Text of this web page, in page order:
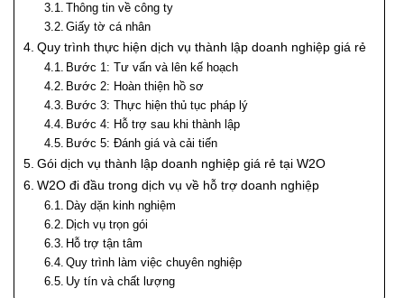
Thông tin về công ty
Giấy tờ cá nhân
Quy trình thực hiện dịch vụ thành lập doanh nghiệp giá rẻ
Bước 1: Tư vấn và lên kế hoạch
Bước 2: Hoàn thiện hồ sơ
Bước 3: Thực hiện thủ tục pháp lý
Bước 4: Hỗ trợ sau khi thành lập
Bước 5: Đánh giá và cải tiến
Gói dịch vụ thành lập doanh nghiệp giá rẻ tại W2O
W2O đi đầu trong dịch vụ về hỗ trợ doanh nghiệp
Dày dặn kinh nghiệm
Dịch vụ trọn gói
Hỗ trợ tận tâm
Quy trình làm việc chuyên nghiệp
Uy tín và chất lượng